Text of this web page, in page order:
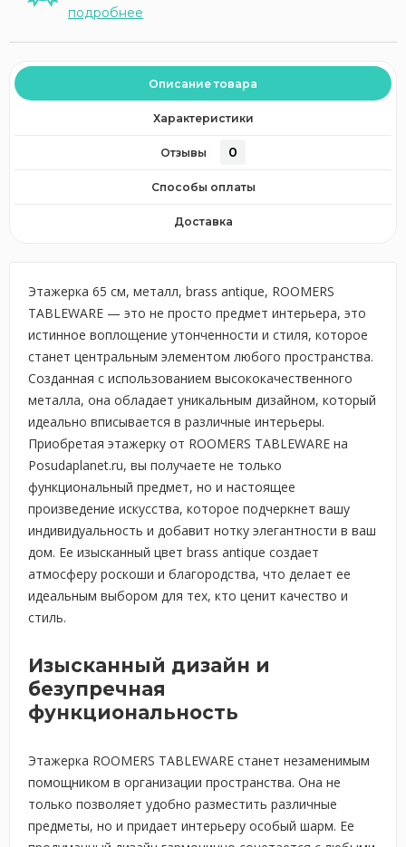
подробнее
Описание товара
Характеристики
Отзывы 0
Способы оплаты
Доставка
Этажерка 65 см, металл, brass antique, ROOMERS
TABLEWARE — это не просто предмет интерьера, это
истинное воплощение утонченности и стиля, которое
станет центральным элементом любого пространства.
Созданная с использованием высококачественного
металла, она обладает уникальным дизайном, который
идеально вписывается в различные интерьеры.
Приобретая этажерку от ROOMERS TABLEWARE на
Posudaplanet.ru, вы получаете не только
функциональный предмет, но и настоящее
произведение искусства, которое подчеркнет вашу
индивидуальность и добавит нотку элегантности в ваш
дом. Ее изысканный цвет brass antique создает
атмосферу роскоши и благородства, что делает ее
идеальным выбором для тех, кто ценит качество и
стиль.
Изысканный дизайн и
безупречная
функциональность
Этажерка ROOMERS TABLEWARE станет незаменимым
помощником в организации пространства. Она не
только позволяет удобно разместить различные
предметы, но и придает интерьеру особый шарм. Ее